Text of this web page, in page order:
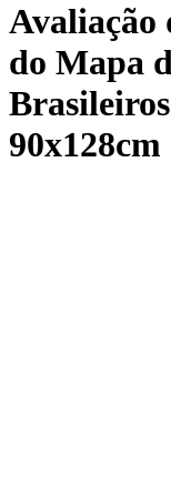
Avaliação
do Mapa
90x128cm